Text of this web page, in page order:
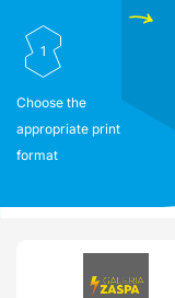
1
Choose the
appropriate print
format